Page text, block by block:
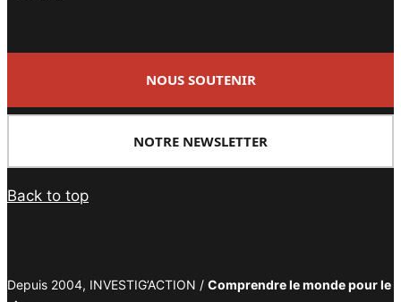
NOUS SOUTENIR
NOTRE NEWSLETTER
Back to top
Depuis 2004, INVESTIG’ACTION / Comprendre le monde pour le